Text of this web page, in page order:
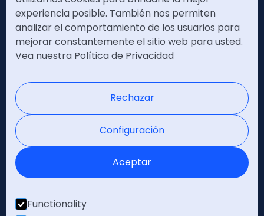
Política de calidad
Política de seguridad
Política de privacidad
Nota legal
Certificaciones
experiencia posible. También nos permiten
analizar el comportamiento de los usuarios para
mejorar constantemente el sitio web para usted.
Vea nuestra Política de Privacidad
Rechazar
Configuración
Aceptar
Functionality